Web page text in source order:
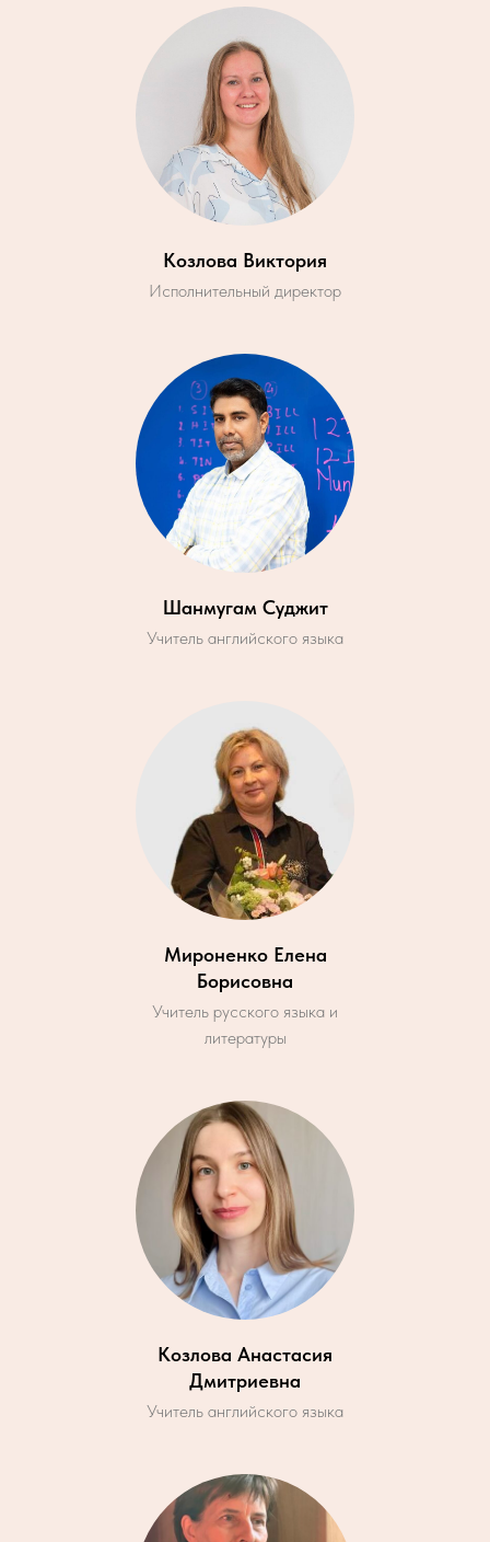
Козлова Виктория
Исполнительный директор
Шанмугам Суджит
Учитель английского языка
Мироненко Елена
Борисовна
Учитель русского языка и
литературы
Козлова Анастасия
Дмитриевна
Учитель английского языка